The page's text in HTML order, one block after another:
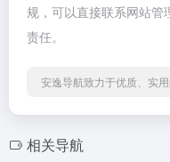
规，可以直接联系网站管
责任。
安逸导航致力于优质、实
相关导航